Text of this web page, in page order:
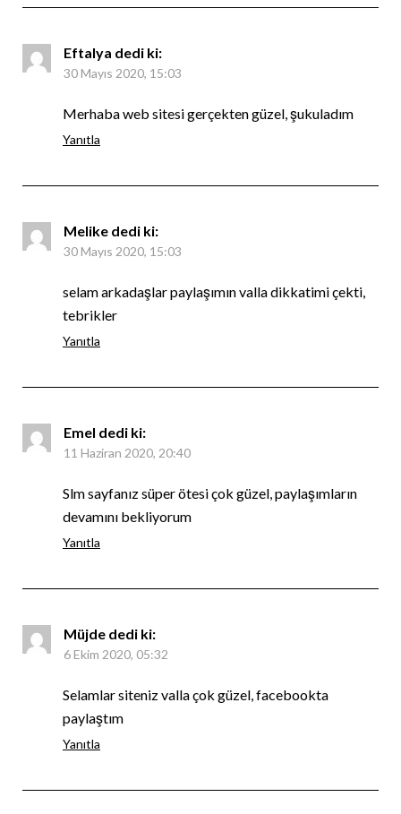
Eftalya dedi ki:
30 Mayıs 2020, 15:03
Merhaba web sitesi gerçekten güzel, şukuladım
Yanıtla
Melike dedi ki:
30 Mayıs 2020, 15:03
selam arkadaşlar paylaşımın valla dikkatimi çekti,
tebrikler
Yanıtla
Emel dedi ki:
11 Haziran 2020, 20:40
Slm sayfanız süper ötesi çok güzel, paylaşımların
devamını bekliyorum
Yanıtla
Müjde dedi ki:
6 Ekim 2020, 05:32
Selamlar siteniz valla çok güzel, facebookta
paylaştım
Yanıtla